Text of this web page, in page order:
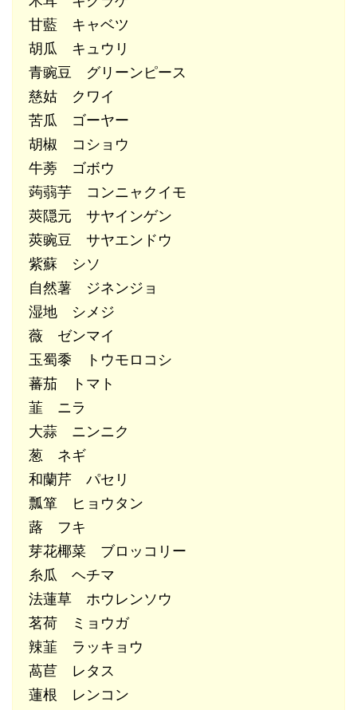
甘藍 キャベツ
胡瓜 キュウリ
青豌豆 グリーンピース
慈姑 クワイ
苦瓜 ゴーヤー
胡椒 コショウ
牛蒡 ゴボウ
蒟蒻芋 コンニャクイモ
莢隠元 サヤインゲン
莢豌豆 サヤエンドウ
紫蘇 シソ
自然薯 ジネンジョ
湿地 シメジ
薇 ゼンマイ
玉蜀黍 トウモロコシ
蕃茄 トマト
韮 ニラ
大蒜 ニンニク
葱 ネギ
和蘭芹 パセリ
瓢箪 ヒョウタン
蕗 フキ
芽花椰菜 ブロッコリー
糸瓜 ヘチマ
法蓮草 ホウレンソウ
茗荷 ミョウガ
辣韮 ラッキョウ
萵苣 レタス
蓮根 レンコン